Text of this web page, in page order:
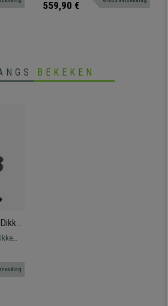
gepolijst aluminium onderstel.
559,90 €
BEKEKEN